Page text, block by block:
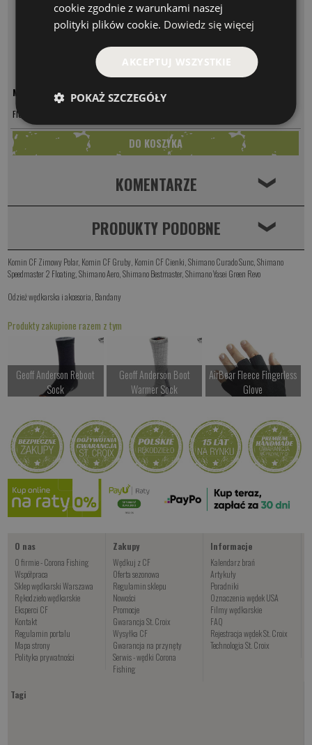
mieszanka naturalnej wełny Merino (53%) i poliestru (47%)
trwałość na lata
nie pochłania zapachów
odprowadzanie wilgoci
MODEL
CENA
Fleece Neckgaitor
KOMENTARZE ❮
PRODUKTY PODOBNE ❮
Komin CF Zimowy Polar, Komin CF Gruby Komin CF Cienki ,Shimano Curado Sunc ,Shimano
Speedmaster 2 Floating,Shimano Aero ,Shimano Bestmaster,Shimano Yasei Green Revo
Odzież wędkarska i akcesoria Bandany
Produkty zakupione razem z tym
Geoff Anderson Reboot
Sock
Kup teraz >
Geoff Anderson Boot
Warmer Sock
Kup teraz >
AirBear Fleece Fingerless
Glove
Kup teraz >
Geoff Anderson Wizwool
ULF Black
Czekamy na dostawę
Kup teraz >
O nas
O firmie - Corona Fishing
Współpraca
Sklep wędkarski Warszawa
Rękodzieło wędkarskie
Eksperci CF
Kontakt
Regulamin portalu
Mapa strony
Polityka prywatności
Zakupy
Wędkuj z CF
Oferta sezonowa
Regulamin sklepu
Nowości
Promocje
Gwarancja St. Croix
Wysyłka CF
Gwarancja na przynęty
Serwis - wędki Corona
Fishing
Informacje
Kalendarz brań
Artykuły
Poradniki
Oznaczenia wędek USA
Filmy wędkarskie
FAQ
Rejestracja wędek St. Croix
Technologia St. Croix
Tagi
cookie zgodnie z warunkami naszej
polityki plików cookie. Dowiedz się więcej
AKCEPTUJ WSZYSTKIE
POKAŻ SZCZEGÓŁY